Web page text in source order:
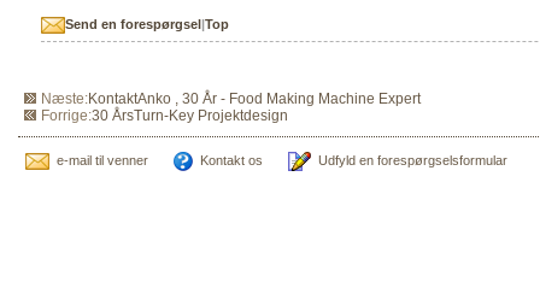
Send en forespørgsel|Top
Næste:KontaktAnko , 30 År - Food Making Machine Expert
Forrige:30 ÅrsTurn-Key Projektdesign
e-mail til venner Kontakt os Udfyld en forespørgselsformular